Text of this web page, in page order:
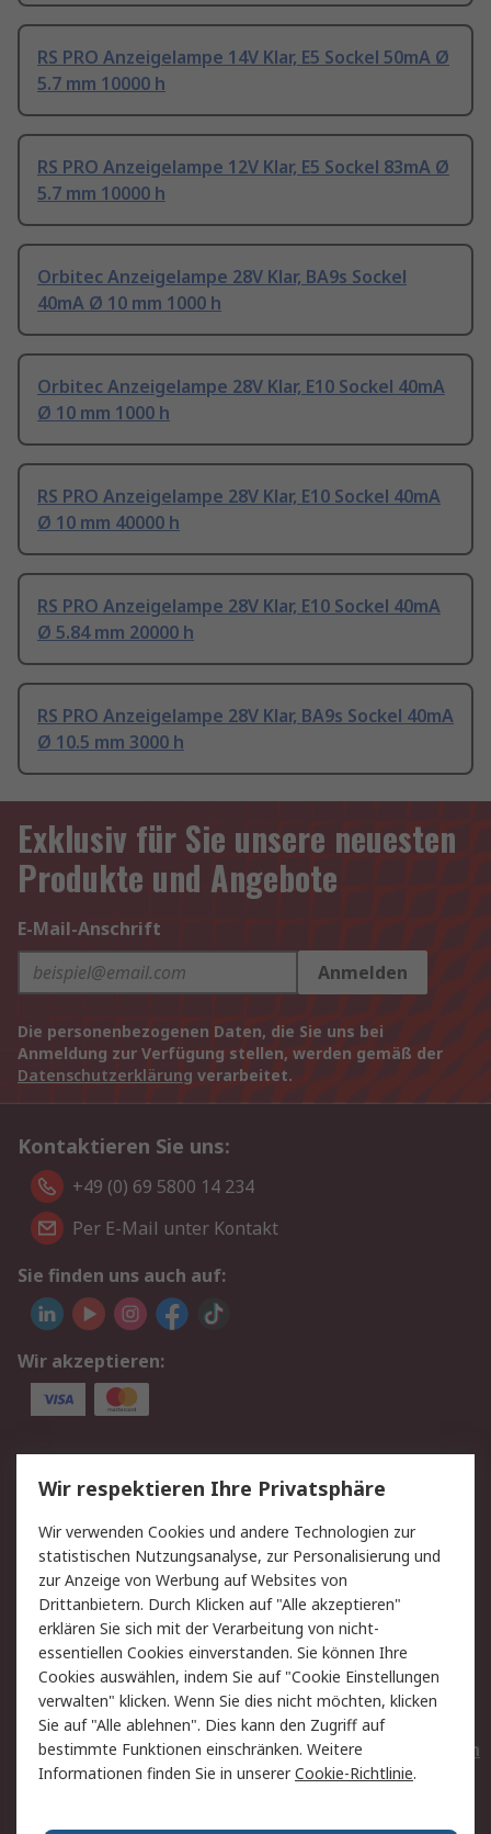
RS PRO Anzeigelampe 14V Klar, E5 Sockel 50mA Ø
5.7 mm 10000 h
RS PRO Anzeigelampe 12V Klar, E5 Sockel 83mA Ø
5.7 mm 10000 h
Orbitec Anzeigelampe 28V Klar, BA9s Sockel
40mA Ø 10 mm 1000 h
Orbitec Anzeigelampe 28V Klar, E10 Sockel 40mA
Ø 10 mm 1000 h
RS PRO Anzeigelampe 28V Klar, E10 Sockel 40mA
Ø 10 mm 40000 h
RS PRO Anzeigelampe 28V Klar, E10 Sockel 40mA
Ø 5.84 mm 20000 h
RS PRO Anzeigelampe 28V Klar, BA9s Sockel 40mA
Ø 10.5 mm 3000 h
Exklusiv für Sie unsere neuesten
Produkte und Angebote
E-Mail-Anschrift
Anmelden
Die personenbezogenen Daten, die Sie uns bei
Anmeldung zur Verfügung stellen, werden gemäß der
Datenschutzerklärung verarbeitet.
Kontaktieren Sie uns:
+49 (0) 69 5800 14 234
Per E-Mail unter Kontakt
Sie finden uns auch auf:
Wir akzeptieren:
Service
Value Added Services
Lieferlösungen
Rücksendungen
Kontakt
Hilfe
Privatkunden
Rechtliches
AGB
Datenschutz
Cookie-Richtlinie
Zahlungsbedingungen
Copyright/Impressum
Entsorgung
Elektrogeräte/Batterien
Wir respektieren Ihre Privatsphäre
Wir verwenden Cookies und andere Technologien zur
statistischen Nutzungsanalyse, zur Personalisierung und
zur Anzeige von Werbung auf Websites von
Drittanbietern. Durch Klicken auf "Alle akzeptieren"
erklären Sie sich mit der Verarbeitung von nicht-
essentiellen Cookies einverstanden. Sie können Ihre
Cookies auswählen, indem Sie auf "Cookie Einstellungen
verwalten" klicken. Wenn Sie dies nicht möchten, klicken
Sie auf "Alle ablehnen". Dies kann den Zugriff auf
bestimmte Funktionen einschränken. Weitere
Informationen finden Sie in unsererCookie-Richtlinie.